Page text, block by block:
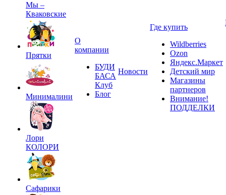
Мы –
Кваковские
Прятки
Минималини
Лори
КОЛОРИ
Сафарики
О
компании
БУДИ
БАСА
Клуб
Блог
Новости
Где купить
Wildberries
Ozon
Яндекс.Маркет
Детский мир
Магазины
партнеров
Внимание!
ПОДДЕЛКИ